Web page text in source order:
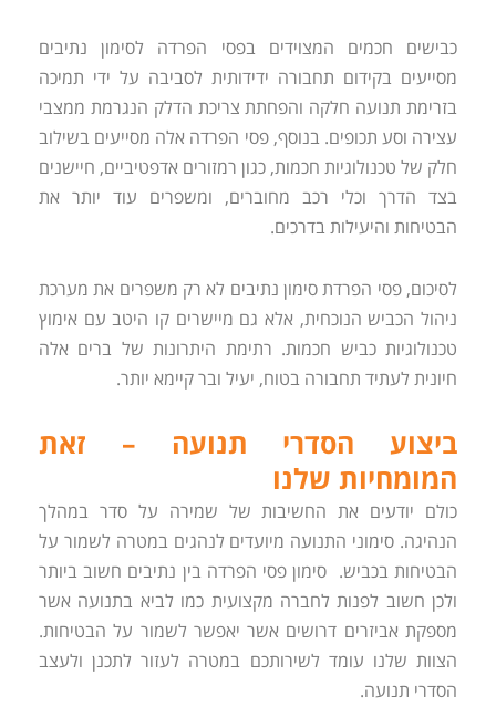
כבישים חכמים המצוידים בפסי הפרדה לסימון נתיבים
מסייעים בקידום תחבורה ידידותית לסביבה על ידי תמיכה
בזרימת תנועה חלקה והפחתת צריכת הדלק הנגרמת ממצבי
עצירה וסע תכופים. בנוסף, פסי הפרדה אלה מסייעים בשילוב
חלק של טכנולוגיות חכמות, כגון רמזורים אדפטיביים, חיישנים
בצד הדרך וכלי רכב מחוברים, ומשפרים עוד יותר את
הבטיחות והיעילות בדרכים.
לסיכום, פסי הפרדת סימון נתיבים לא רק משפרים את מערכת
ניהול הכביש הנוכחית, אלא גם מיישרים קו היטב עם אימוץ
טכנולוגיות כביש חכמות. רתימת היתרונות של ברים אלה
חיונית לעתיד תחבורה בטוח, יעיל ובר קיימא יותר.
ביצוע הסדרי תנועה – זאת
המומחיות שלנו
כולם יודעים את החשיבות של שמירה על סדר במהלך
הנהיגה. סימוני התנועה מיועדים לנהגים במטרה לשמור על
הבטיחות בכביש. סימון פסי הפרדה בין נתיבים חשוב ביותר
ולכן חשוב לפנות לחברה מקצועית כמו לביא בתנועה אשר
מספקת אביזרים דרושים אשר יאפשר לשמור על הבטיחות.
הצוות שלנו עומד לשירותכם במטרה לעזור לתכנן ולעצב
הסדרי תנועה.